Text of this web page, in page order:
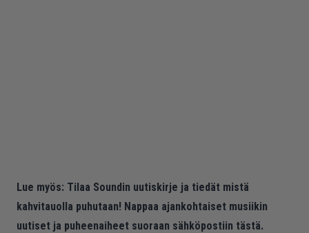
Lue myös: Tilaa Soundin uutiskirje ja tiedät mistä
kahvitauolla puhutaan! Nappaa ajankohtaiset musiikin
uutiset ja puheenaiheet suoraan sähköpostiin tästä.